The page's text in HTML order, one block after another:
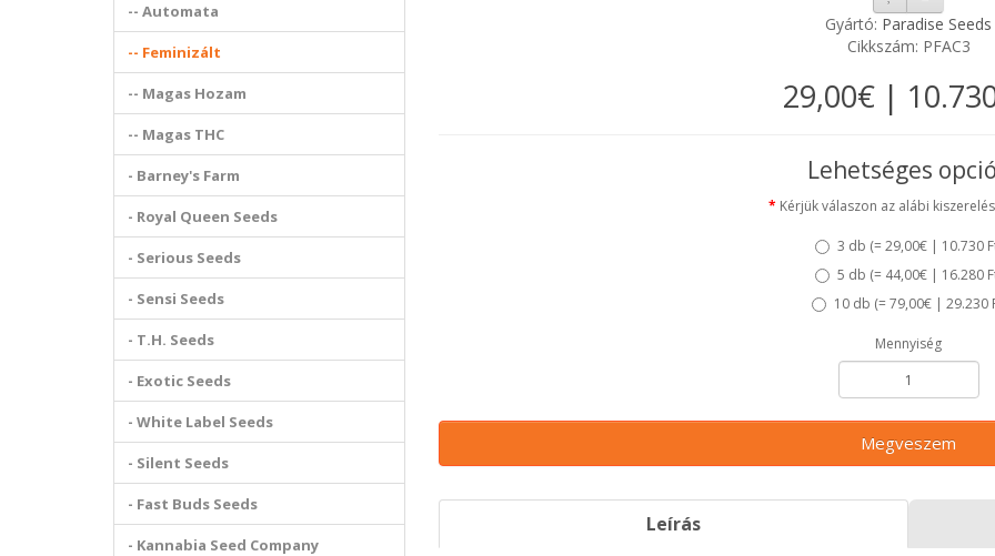
-- Automata
-- Feminizált
-- Magas Hozam
-- Magas THC
- Barney's Farm
- Royal Queen Seeds
- Serious Seeds
- Sensi Seeds
- T.H. Seeds
- Exotic Seeds
- White Label Seeds
- Silent Seeds
- Fast Buds Seeds
- Kannabia Seed Company
Gyártó: Paradise Seeds
Cikkszám: PFAC3
29,00€ |
Lehetséges
Kérjük válaszon az alábi
3 db (= 29,00€ | 10.730
5 db (= 44,00€ | 16.280
10 db (= 79,00€ | 29.230
Mennyiség
Megveszem
Leírás